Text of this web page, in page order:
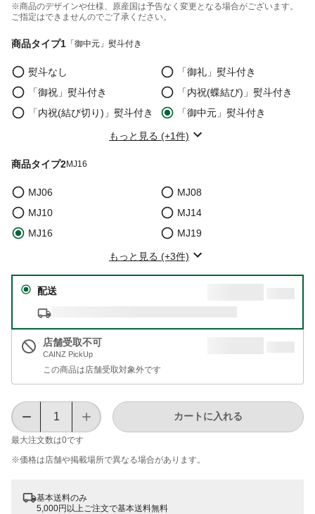
※商品のデザインや仕様、原産国は予告なく変更となる場合がございます。
ご指定はできませんのでご了承ください。
商品タイプ1 「御中元」熨斗付き
熨斗なし
「御礼」熨斗付き
「御祝」熨斗付き
「内祝(蝶結び)」熨斗付き
「内祝(結び切り)」熨斗付き
「御中元」熨斗付き
もっと見る (+1件)
商品タイプ2MJ16
MJ06
MJ08
MJ10
MJ14
MJ16
MJ19
もっと見る (+3件)
配送
店舗受取不可
CAINZ PickUp
この商品は店舗受取対象外です
最大注文数は0です
カートに入れる
※価格は​店舗や​掲載場所で​異なる​場合が​あります。
基本送料のみ
5,000円以上ご注文で基本送料無料